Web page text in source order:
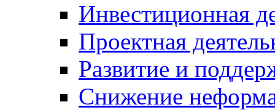
Инвестиционная
Проектная
Развитие и
Снижение